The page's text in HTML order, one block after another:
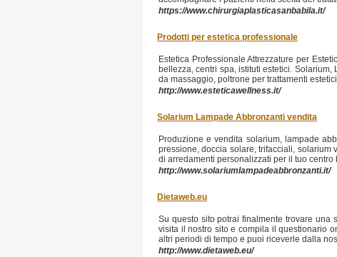
https://www.chirurgiaplasticasanbabila.it/
Prodotti per estetica professionale
Estetica Professionale Attrezzature per
bellezza, centri spa, istituti estetici.
da massaggio, poltrone per trattamenti
http://www.esteticawellness.it/
Solarium Lampade Abbronzanti vendita
Produzione e vendita solarium, lampade
pressione, doccia solare, trifacciali, solarium
di arredamenti personalizzati per il tuo
http://www.solariumlampadeabbronzanti.it/
Dietaweb.eu
Su questo sito potrai finalmente trovare
visita il nostro sito e compila il questionario
altri periodi di tempo e puoi riceverle dalla
http://www.dietaweb.eu/